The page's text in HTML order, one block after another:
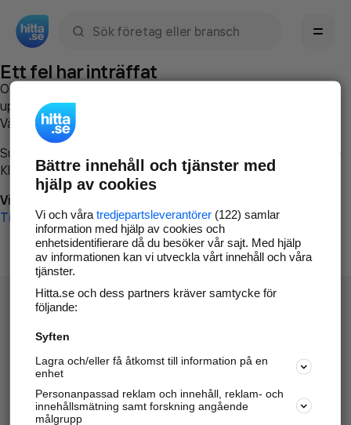
Ett fel har inträffat
Om du vill kan du
uppstod så att vi lättare och snabbare kan avhjälpa det.
Vänligen försök med följande:
Surfa till
Klicka påTillbaka-knappen i webbläsaren och försök igen
Vi beklagar besväret!
Till startsidan
Hitta.se - Gratis nummerupplysning.
Sök företag, personer och platser.
Hitta telefonnummer, adresser, företagsinfo mm.
Bättre innehåll och tjänster med
hjälp av cookies
Vi och våra tredjepartsleverantörer(122) samlar
information med hjälp av cookies och
enhetsidentifierare då du besöker vår sajt. Med hjälp
av informationen kan vi utveckla vårt innehåll och våra
tjänster.
Hitta.se och dess partners kräver samtycke för
följande:
Syften
Lagra och/eller få åtkomst till information på en
enhet
Personanpassad reklam och innehåll, reklam- och
innehållsmätning samt forskning angående
målgrupp